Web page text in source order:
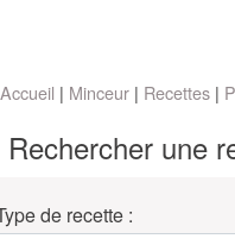
Accueil Minceur Recettes
Rechercher une
de recette :